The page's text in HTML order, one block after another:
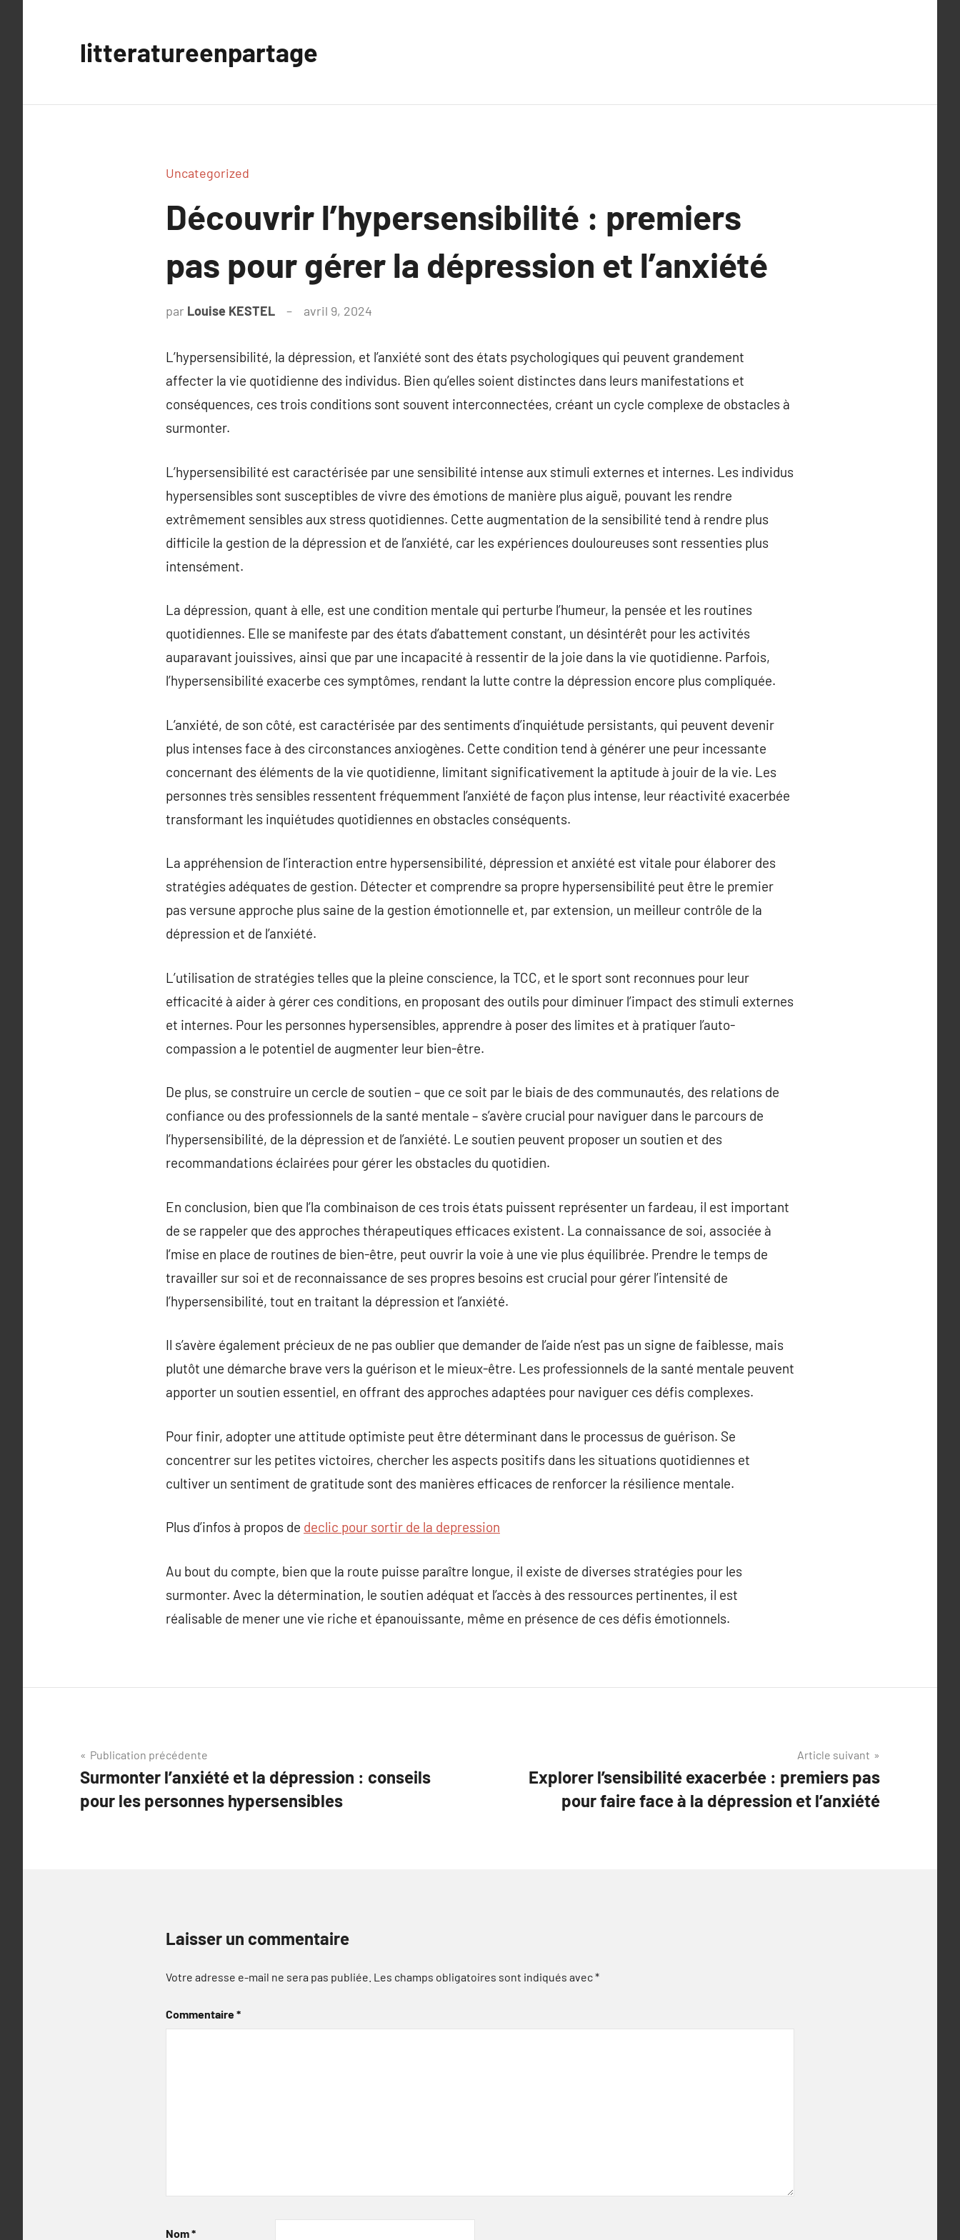
litteratureenpartage
Uncategorized
Découvrir l’hypersensibilité : premiers
pas pour gérer la dépression et l’anxiété
par Louise KESTEL avril 9, 2024
L’hypersensibilité, la dépression, et l’anxiété sont des états psychologiques qui peuvent grandement
affecter la vie quotidienne des individus. Bien qu’elles soient distinctes dans leurs manifestations et
conséquences, ces trois conditions sont souvent interconnectées, créant un cycle complexe de obstacles à
surmonter.
L’hypersensibilité est caractérisée par une sensibilité intense aux stimuli externes et internes. Les individus
hypersensibles sont susceptibles de vivre des émotions de manière plus aiguë, pouvant les rendre
extrêmement sensibles aux stress quotidiennes. Cette augmentation de la sensibilité tend à rendre plus
difficile la gestion de la dépression et de l’anxiété, car les expériences douloureuses sont ressenties plus
intensément.
La dépression, quant à elle, est une condition mentale qui perturbe l’humeur, la pensée et les routines
quotidiennes. Elle se manifeste par des états d’abattement constant, un désintérêt pour les activités
auparavant jouissives, ainsi que par une incapacité à ressentir de la joie dans la vie quotidienne. Parfois,
l’hypersensibilité exacerbe ces symptômes, rendant la lutte contre la dépression encore plus compliquée.
L’anxiété, de son côté, est caractérisée par des sentiments d’inquiétude persistants, qui peuvent devenir
plus intenses face à des circonstances anxiogènes. Cette condition tend à générer une peur incessante
concernant des éléments de la vie quotidienne, limitant significativement la aptitude à jouir de la vie. Les
personnes très sensibles ressentent fréquemment l’anxiété de façon plus intense, leur réactivité exacerbée
transformant les inquiétudes quotidiennes en obstacles conséquents.
La appréhension de l’interaction entre hypersensibilité, dépression et anxiété est vitale pour élaborer des
stratégies adéquates de gestion. Détecter et comprendre sa propre hypersensibilité peut être le premier
pas versune approche plus saine de la gestion émotionnelle et, par extension, un meilleur contrôle de la
dépression et de l’anxiété.
L’utilisation de stratégies telles que la pleine conscience, la TCC, et le sport sont reconnues pour leur
efficacité à aider à gérer ces conditions, en proposant des outils pour diminuer l’impact des stimuli externes
et internes. Pour les personnes hypersensibles, apprendre à poser des limites et à pratiquer l’auto-
compassion a le potentiel de augmenter leur bien-être.
De plus, se construire un cercle de soutien – que ce soit par le biais de des communautés, des relations de
confiance ou des professionnels de la santé mentale – s’avère crucial pour naviguer dans le parcours de
l’hypersensibilité, de la dépression et de l’anxiété. Le soutien peuvent proposer un soutien et des
recommandations éclairées pour gérer les obstacles du quotidien.
En conclusion, bien que l’la combinaison de ces trois états puissent représenter un fardeau, il est important
de se rappeler que des approches thérapeutiques efficaces existent. La connaissance de soi, associée à
l’mise en place de routines de bien-être, peut ouvrir la voie à une vie plus équilibrée. Prendre le temps de
travailler sur soi et de reconnaissance de ses propres besoins est crucial pour gérer l’intensité de
l’hypersensibilité, tout en traitant la dépression et l’anxiété.
Il s’avère également précieux de ne pas oublier que demander de l’aide n’est pas un signe de faiblesse, mais
plutôt une démarche brave vers la guérison et le mieux-être. Les professionnels de la santé mentale peuvent
apporter un soutien essentiel, en offrant des approches adaptées pour naviguer ces défis complexes.
Pour finir, adopter une attitude optimiste peut être déterminant dans le processus de guérison. Se
concentrer sur les petites victoires, chercher les aspects positifs dans les situations quotidiennes et
cultiver un sentiment de gratitude sont des manières efficaces de renforcer la résilience mentale.
Plus d’infos à propos de declic pour sortir de la depression
Au bout du compte, bien que la route puisse paraître longue, il existe de diverses stratégies pour les
surmonter. Avec la détermination, le soutien adéquat et l’accès à des ressources pertinentes, il est
réalisable de mener une vie riche et épanouissante, même en présence de ces défis émotionnels.
Navigation
de
l’article
Publication précédente
Surmonter l’anxiété et la dépression : conseils
pour les personnes hypersensibles
Article suivant
Explorer l’sensibilité exacerbée : premiers pas
pour faire face à la dépression et l’anxiété
Laisser un commentaire
Votre adresse e-mail ne sera pas publiée. Les champs obligatoires sont indiqués avec*
Commentaire*
Nom*